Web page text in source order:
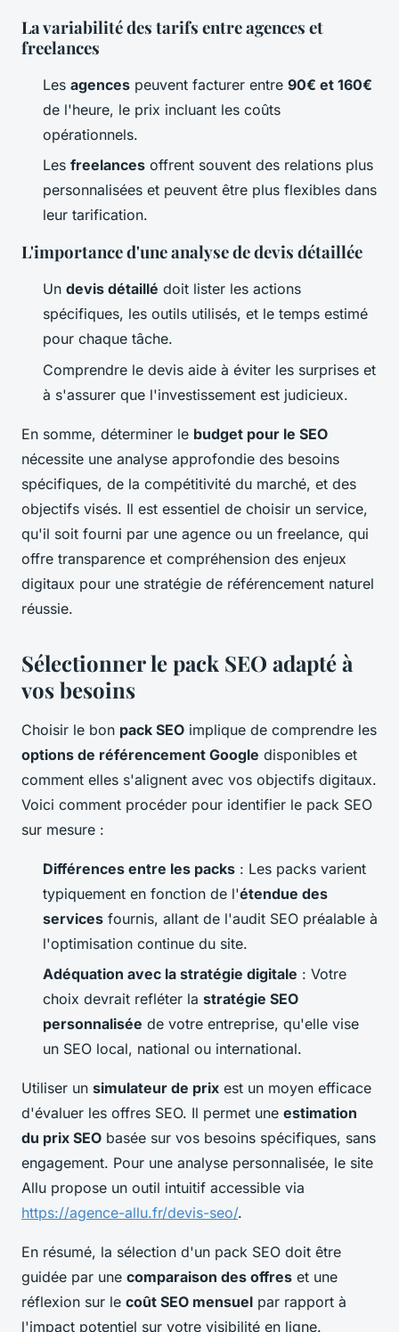
La variabilité des tarifs entre agences et
freelances
Les agences peuvent facturer entre 90€ et 160€
de l'heure, le prix incluant les coûts
opérationnels.
Les freelances offrent souvent des relations plus
personnalisées et peuvent être plus flexibles dans
leur tarification.
L'importance d'une analyse de devis détaillée
Un devis détaillé doit lister les actions
spécifiques, les outils utilisés, et le temps estimé
pour chaque tâche.
Comprendre le devis aide à éviter les surprises et
à s'assurer que l'investissement est judicieux.
En somme, déterminer le budget pour le SEO
nécessite une analyse approfondie des besoins
spécifiques, de la compétitivité du marché, et des
objectifs visés. Il est essentiel de choisir un service,
qu'il soit fourni par une agence ou un freelance, qui
offre transparence et compréhension des enjeux
digitaux pour une stratégie de référencement naturel
réussie.
Sélectionner le pack SEO adapté à
vos besoins
Choisir le bon pack SEO implique de comprendre les
options de référencement Google disponibles et
comment elles s'alignent avec vos objectifs digitaux.
Voici comment procéder pour identifier le pack SEO
sur mesure :
Différences entre les packs : Les packs varient
typiquement en fonction de l'étendue des
services fournis, allant de l'audit SEO préalable à
l'optimisation continue du site.
Adéquation avec la stratégie digitale : Votre
choix devrait refléter la stratégie SEO
personnalisée de votre entreprise, qu'elle vise
un SEO local, national ou international.
Utiliser un simulateur de prix est un moyen efficace
d'évaluer les offres SEO. Il permet une estimation
du prix SEO basée sur vos besoins spécifiques, sans
engagement. Pour une analyse personnalisée, le site
Allu propose un outil intuitif accessible via
https://agence-allu.fr/devis-seo/.
En résumé, la sélection d'un pack SEO doit être
guidée par une comparaison des offres et une
réflexion sur le coût SEO mensuel par rapport à
l'impact potentiel sur votre visibilité en ligne.